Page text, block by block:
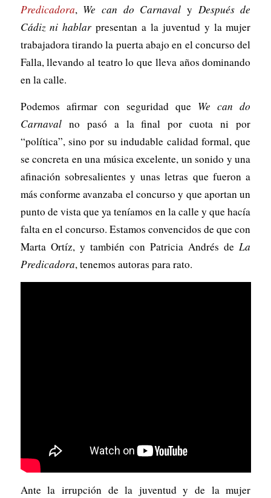
Predicadora, We can do Carnaval y Después de
Cádiz ni hablar presentan a la juventud y la mujer
trabajadora tirando la puerta abajo en el concurso del
Falla, llevando al teatro lo que lleva años dominando
en la calle.
Podemos afirmar con seguridad que We can do
Carnavalno pasó a la final por cuota ni por
“política”, sino por su indudable calidad formal, que
se concreta en una música excelente, un sonido y una
afinación sobresalientes y unas letras que fueron a
más conforme avanzaba el concurso y que aportan un
punto de vista que ya teníamos en la calle y que hacía
falta en el concurso. Estamos convencidos de que con
Marta Ortíz, y también con Patricia Andrés deLa
Predicadora, tenemos autoras para rato.
Ante la irrupción de la juventud y de la mujer